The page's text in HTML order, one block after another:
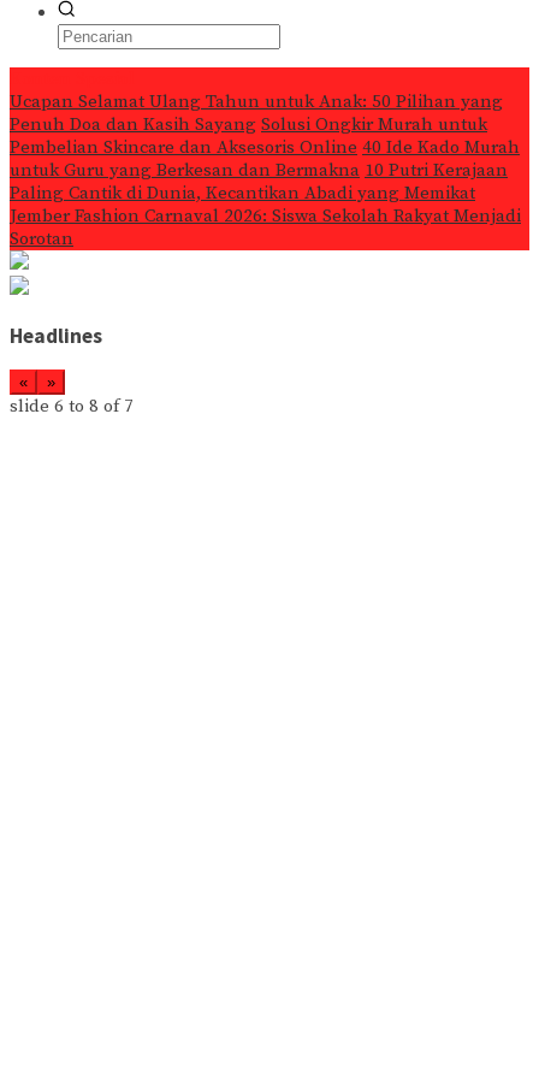
Ucapan Selamat Ulang Tahun untuk Anak: 50 Pilihan yang
Penuh Doa dan Kasih Sayang Solusi Ongkir Murah untuk
Pembelian Skincare dan Aksesoris Online 40 Ide Kado Murah
untuk Guru yang Berkesan dan Bermakna 10 Putri Kerajaan
Paling Cantik di Dunia, Kecantikan Abadi yang Memikat
Jember Fashion Carnaval 2026: Siswa Sekolah Rakyat Menjadi
Sorotan
Headlines
« »
slide 6 to 8 of 7